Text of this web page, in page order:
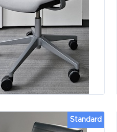
Standard